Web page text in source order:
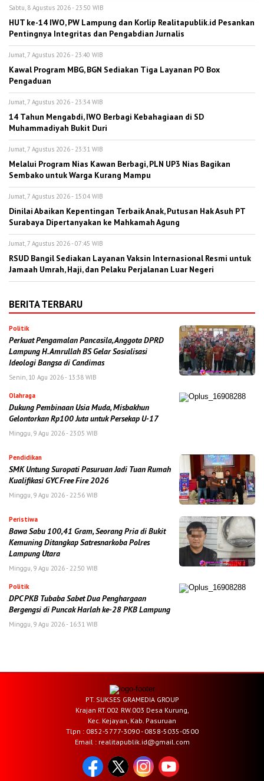
Sabtu, 8 Agustus 2026 - 23:50 WIB
HUT ke-14 IWO, PW Lampung dan Korlip Realitapublik.id Pesankan
Pentingnya Integritas dan Pengabdian Jurnalis
Jumat, 7 Agustus 2026 - 23:40 WIB
Kawal Program MBG, BGN Sediakan Tiga Layanan PO Box
Pengaduan
Jumat, 7 Agustus 2026 - 23:34 WIB
14 Tahun Mengabdi, IWO Berbagi Kebahagiaan di SD
Muhammadiyah Bukit Duri
Jumat, 7 Agustus 2026 - 23:31 WIB
Melalui Program Nias Kawan Berbagi, PLN UP3 Nias Bagikan
Sembako untuk Warga Kurang Mampu
Jumat, 7 Agustus 2026 - 15:04 WIB
Dinilai Abaikan Kepentingan Terbaik Anak, Putusan Hak Asuh PT
Surabaya Dipertanyakan ke Mahkamah Agung
Jumat, 7 Agustus 2026 - 07:45 WIB
RSUD Bangil Sediakan Layanan Vaksin Internasional Resmi untuk
Jamaah Umrah, Haji, dan Pelaku Perjalanan Luar Negeri
BERITA TERBARU
Politik
Perkuat Pengamalan Pancasila, Anggota DPRD
Lampung H. Amrullah BS Gelar Sosialisasi
Ideologi Bangsa di Candimas
Senin, 10 Agu 2026 - 13:38 WIB
Olahraga
Dukung Pembinaan Usia Muda, Misbakhun
Gelontorkan Rp100 Juta untuk Persekap U-17
Minggu, 9 Agu 2026 - 23:05 WIB
Pendidikan
SMK Untung Suropati Pasuruan Jadi Tuan Rumah
Kualifikasi GYC Free Fire 2026
Minggu, 9 Agu 2026 - 22:56 WIB
Peristiwa
Bawa Sabu 100,41 Gram, Seorang Pria di Bukit
Kemuning Ditangkap Satresnarkoba Polres
Lampung Utara
Minggu, 9 Agu 2026 - 22:50 WIB
Politik
DPC PKB Tubaba Sabet Dua Penghargaan
Bergengsi di Puncak Harlah ke-28 PKB Lampung
Minggu, 9 Agu 2026 - 16:31 WIB
PT. SUKSES GRAMEDIA GROUP
Krajan RT.002 RW.003 Desa Kurung,
Kec. Kejayan, Kab. Pasuruan
Tlpn : 0852-5777-3090 - 0858-5035-0500
Email : realitapublik.id@gmail.com